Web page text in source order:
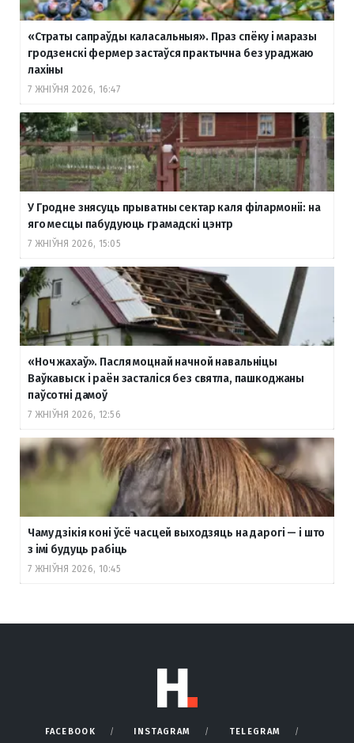
«Страты сапраўды каласальныя». Праз спёку і маразы
гродзенскі фермер застаўся практычна без ураджаю
лахіны
7 ЖНІЎНЯ 2026, 16:47
У Гродне знясуць прыватны сектар каля філармоніі: на
яго месцы пабудуюць грамадскі цэнтр
7 ЖНІЎНЯ 2026, 15:05
«Ноч жахаў». Пасля моцнай начной навальніцы
Ваўкавыск і раён засталіся без святла, пашкоджаны
паўсотні дамоў
7 ЖНІЎНЯ 2026, 12:56
Чаму дзікія коні ўсё часцей выходзяць на дарогі — і што
з імі будуць рабіць
7 ЖНІЎНЯ 2026, 10:45
FACEBOOK INSTAGRAM TELEGRAM